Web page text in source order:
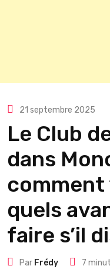
21 septembre 2025
Le Club
dans
comment
quels
faire s’il
Par Frédy 7